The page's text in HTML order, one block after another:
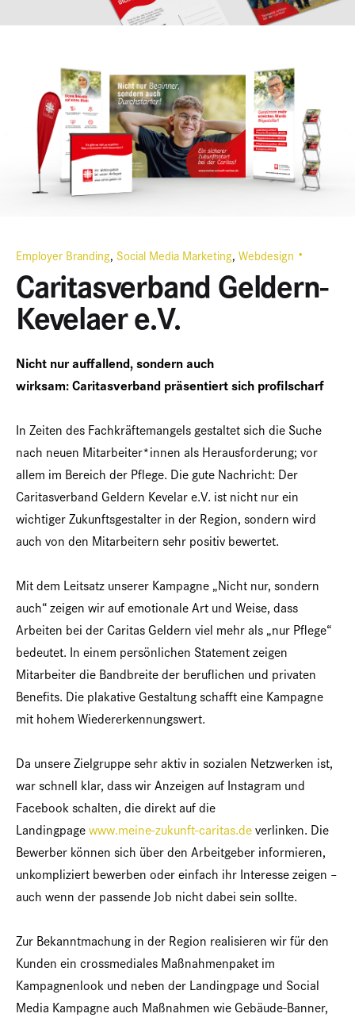
Employer Branding Social Media Marketing Webdesign
Caritasverband Geldern-
Kevelaer e.V.
Nicht nur auffallend, sondern auch
wirksam: Caritasverband präsentiert sich profilscharf
In Zeiten des Fachkräftemangels gestaltet sich die Suche
nach neuen Mitarbeiter*innen als Herausforderung; vor
allem im Bereich der Pflege. Die gute Nachricht: Der
Caritasverband Geldern Kevelar e.V. ist nicht nur ein
wichtiger Zukunftsgestalter in der Region, sondern wird
auch von den Mitarbeitern sehr positiv bewertet.
Mit dem Leitsatz unserer Kampagne „Nicht nur, sondern
auch“ zeigen wir auf emotionale Art und Weise, dass
Arbeiten bei der Caritas Geldern viel mehr als „nur Pflege“
bedeutet. In einem persönlichen Statement zeigen
Mitarbeiter die Bandbreite der beruflichen und privaten
Benefits. Die plakative Gestaltung schafft eine Kampagne
mit hohem Wiedererkennungswert.
Da unsere Zielgruppe sehr aktiv in sozialen Netzwerken ist,
war schnell klar, dass wir Anzeigen auf Instagram und
Facebook schalten, die direkt auf die
Landingpage www.meine-zukunft-caritas.de verlinken. Die
Bewerber können sich über den Arbeitgeber informieren,
unkompliziert bewerben oder einfach ihr Interesse zeigen –
auch wenn der passende Job nicht dabei sein sollte.
Zur Bekanntmachung in der Region realisieren wir für den
Kunden ein crossmediales Maßnahmenpaket im
Kampagnenlook und neben der Landingpage und Social
Media Kampagne auch Maßnahmen wie Gebäude-Banner,